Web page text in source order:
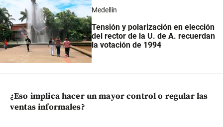
Medellín
Tensión y polarización en elección
del rector de la U. de A. recuerdan
la votación de 1994
¿Eso implica hacer un mayor control o regular las
ventas informales?